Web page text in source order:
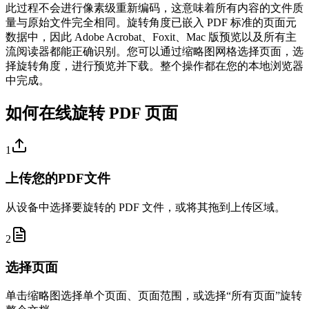
此过程不会进行像素级重新编码，这意味着所有内容的文件质
量与原始文件完全相同。旋转角度已嵌入 PDF 标准的页面元
数据中，因此 Adob​​e Acrobat、Foxit、Mac 版预览以及所有主
流阅读器都能正确识别。您可以通过缩略图网格选择页面，选
择旋转角度，进行预览并下载。整个操作都在您的本地浏览器
中完成。
如何在线旋转 PDF 页面
1
上传您的PDF文件
从设备中选择要旋转的 PDF 文件，或将其拖到上传区域。
2
选择页面
单击缩略图选择单个页面、页面范围，或选择“所有页面”旋转